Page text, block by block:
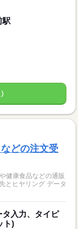
駅
どの注文受
健康食品などの通販
とヒヤリング データ
タ入力、タイピ
ト)